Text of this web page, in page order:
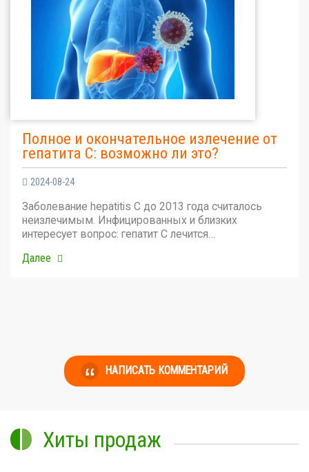
Полное и окончательное излечение от
гепатита С: возможно ли это?
2024-08-24
Заболевание hepatitis C до 2013 года считалось
неизлечимым. Инфицированных и близких
интересует вопрос: гепатит С лечится…
Далее
НАПИСАТЬ КОММЕНТАРИЙ
Хиты продаж